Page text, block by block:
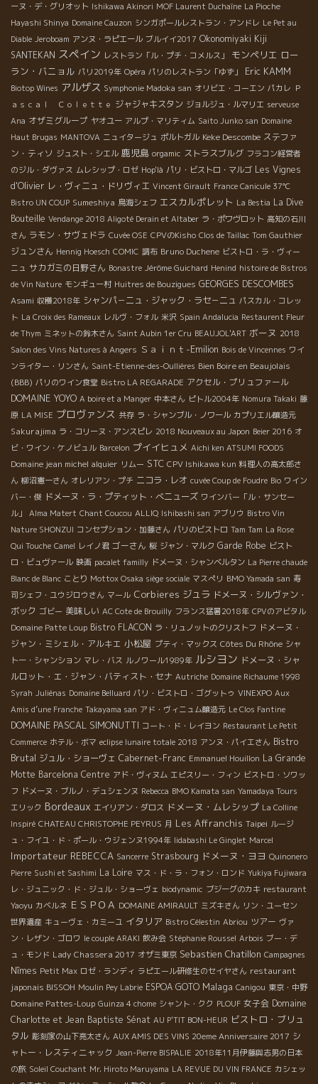
ーヌ・デ・グリオット Ishikawa Akinori MOF Laurent Duchaîne La Pioche
Hayashi Shinya Domaine Cauzon シンガポールレストラン・アンドレ Le Pet au
Diable Jeroboam アンヌ・ラピエール ブルイイ2017 Okonomiyaki Kiji
SANTEKAN スペイン レストラン「ル・プチ・コメルス」 モンペリエ ロー
ラン・バニョル パリ2019年 Opéra パリのレストラン「ゆず」 Eric KAMM
Biotop Wines アルザス Symphonie Madoka san オリビエ・コーエン パカレ Ｐ
ａｓｃａｌ Ｃｏｌｅｔｔｅ ジャジャキスタン ジョルジュ・ルマリエ serveuse
Ana オザミグループ ヤオユー アルプ・マリティム Saito Junko san Domaine
Haut Brugas MANTOVA ニュイタージュ ポルトガル Keke Descombe ステファ
ン・ティソ ジュスト・シエル 鹿児島 orgamic ストラスブルグ フラコン経営者
のジル・ダヴァス ムレシップ・ロゼ Hop'là パリ・ビストロ・マルゴ Les Vignes
d'Olivier レ・ヴィニュ・ドリヴィエ Vincent Girault France Canicule 37℃
Bistro UN COUP Sumeshiya 鳥海シェフ エスカルポレット La Bestia La Dive
Bouteille Vendange 2018 Aligoté Derain et Altaber ラ・ポワヴロット 高知の石川
さん ラモン・サヴェドラ Cuvée OSE CPVのKisho Clos de Taillac Tom Gauthier
ジュンさん Hennig Hoesch COMIC 調布 Bruno Duchene ビストロ・ラ・ヴィー
ニュ サカガミの日野さん Bonastre Jérôme Guichard Henind histoire de Bistros
de Vin Nature モンギュー村 Huitres de Bouzigues GEORGES DESCOMBES
Asami 収穫2018年 シャンパ－ニュ・ジャック・ラセ－ニュ パスカル・コレッ
ト La Croix des Rameaux レルヴ・フォル 米沢 Spain Andalucia Restaurent Fleur
de Thym ミネットの鈴木さん Saint Aubin 1er Cru BEAUJOL'ART ボーヌ 2018
Salon des Vins Natures à Angers Ｓａｉｎｔ-Emilion Bois de Vincennes ワイ
ンライター・リンさん Saint-Etienne-des-Oullières Bien Boire en Beaujolais
(BBB) パリのワイン食堂 Bistro LA REGARADE アクセル・プリュファール
DOMAINE YOYO A boire et a Manger 中本さん ピトル2004年 Nomura Takaki 藤
原 LA MISE プロヴァンス 共存 ラ・シャンブル・ノワール カプリエル醸造元
Sakurajima ラ・コリーヌ・アンスピレ 2018 Nouveaux au Japon Beier 2016 オ
ビ・ワイン・ケノビュル Barcelon プイイヒュメ Aichi ken ATSUMI FOODS
Domaine jean michel alquier リムー STC CPV Ishikawa kun 料理人の高太郎さ
ん 柳沼憲一さん オレリアン・プチ ニコラ・レオ cuvée Coup de Foudre Bio ワイン
バー・俊 ドメーヌ・ラ・プティット・べニューズ ワインバー「ル・サンセー
ル」
Alma Matert Chant Coucou ALLIQ Ishibashi san アブリウ Bistro Vin
Nature SHONZUI コンセプション・加藤さん パリのビストロ Tam Tam La Rose
Qui Touche Camel レイノ君 ゴーさん 桜 ジャン・マルク Garde Robe ビスト
ロ・ビュヴァール 映画 pacalet familly ドメーヌ・シャンベルタン La Pierre chaude
Blanc de Blanc ことり Mottox Osaka siège sociale マスぺリ BMO Yamada san 寿
司シェフ・ユウジロウさん マール Corbieres ジュラ ドメーヌ・シルヴァン・
ボック ゴビー 美味しい AC Cote de Brouilly フランス猛暑2018年 CPVのアビタル
Domaine Patte Loup Bistro FLACON ラ・リュノットのクリストフ ドメーヌ・
ジャン・ミシェル・アルキエ 小松屋 プティ・マックス Côtes Du Rhône シャ
トー・シャンション マレ・バス ルノワール1989年 ルシヨン ドメーヌ・シャ
ルロット・エ・ジャン・バティスト・セナ Autriche Domaine Richaume 1998
Syrah Juliénas Domaine Belluard パリ・ビストロ・ゴグットゥ VINEXPO Aux
Amis d’une Franche Takayama san アド・ヴィニュム醸造元 Le Clos Fantine
DOMAINE PASCAL SIMONUTTI コート・ド・レイヨン Restaurant Le Petit
Commerce ホテル・ボマ eclipse lunaire totale 2018 アンヌ・パイエさん Bistro
Brutal ジュル・ショーヴェ Cabernet-Franc Emmanuel Houillon La Grande
Motte Barcelona Centre アド・ヴィヌム エピスリー・フィン ビストロ・ソワッ
フ ドメーヌ・ブルノ・デュシェンヌ Rebecca BMO Kamata san Yamadaya Tours
エリック Bordeaux エイリアン・ダロス ドメーヌ・ムレシップ La Colline
Inspiré CHATEAU CHRISTOPHE PEYRUS 月 Les Affranchis Taipei ルージ
ュ・フイユ・ド・ポール・ウジェンヌ1994年 Iidabashi Le Ginglet Marcel
Importateur REBECCA Sancerre Strasbourg ドメーヌ・ヨヨ Quinonero
Pierre Sushi et Sashimi La Loire マス・ド・ラ・フォン・ロンド Yukiya Fujiwara
レ・ジュニック・ド・ジュル・ショーヴェ biodynamic ブジーグのカキ restaurant
Yaoyu カベルネ ＥＳＰＯＡ DOMAINE AMIRAULT ミズキさん リン・ユーセン
世界遺産 キューヴェ・カミーユ イタリア Bistro Célestin Abriou ツアー ヴァ
ン・レザン・ゴロワ le couple ARAKI 飲み会 Stéphanie Roussel Arbois ブー・デ
ュ・モンド Lady Chassera 2017 オザミ東京 Sebastien Chatillon Campagnes
Nîmes Petit Max ロゼ・ランディ ラピエール研修生のセイヤさん restaurant
japonais BISSOH Moulin Pey Labrie ESPOA GOTO Malaga Canigou 東京・中野
Domaine Pattes-Loup Guinza 4 chome シャント・クク PLOUF 女子会 Domaine
Charlotte et Jean Baptiste Sénat AU P'TIT BON-HEUR ビストロ・ブリュ
タル 彫刻家の山下亮太さん AUX AMIS DES VINS 20eme Anniversaire 2017 シ
ャトー・レスティニャック Jean-Pierre BISPALIE 2018年11月伊藤與志男の日本
の旅 Soleil Couchant Mr. Hiroto Maruyama LA REVUE DU VIN FRANCE カシェッ